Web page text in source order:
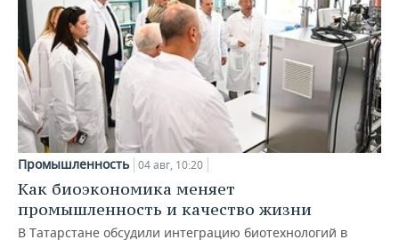
Промышленность 04 авг, 10:20
Как биоэкономика меняет
промышленность и качество жизни
В Татарстане обсудили интеграцию биотехнологий в